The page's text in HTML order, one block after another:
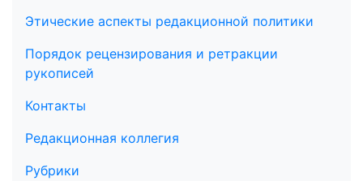
Этические аспекты редакционной политики
Порядок рецензирования и ретракции
рукописей
Контакты
Редакционная коллегия
Рубрики